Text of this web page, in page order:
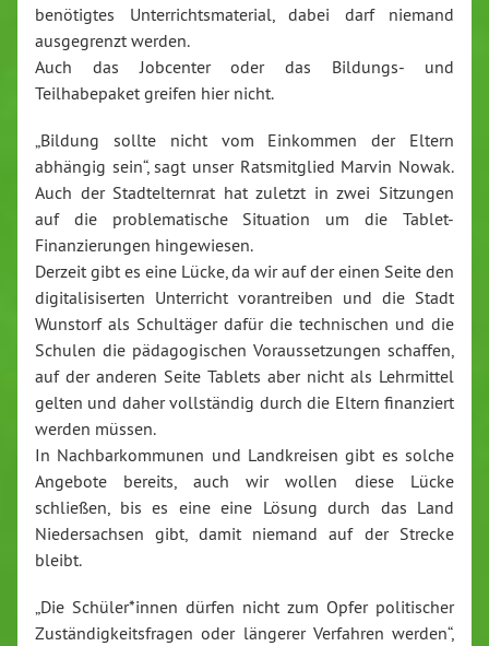
benötigtes Unterrichtsmaterial, dabei darf niemand
ausgegrenzt werden.
Auch das Jobcenter oder das Bildungs- und
Teilhabepaket greifen hier nicht.
„Bildung sollte nicht vom Einkommen der Eltern
abhängig sein“, sagt unser Ratsmitglied Marvin Nowak.
Auch der Stadtelternrat hat zuletzt in zwei Sitzungen
auf die problematische Situation um die Tablet-
Finanzierungen hingewiesen.
Derzeit gibt es eine Lücke, da wir auf der einen Seite den
digitalisiserten Unterricht vorantreiben und die Stadt
Wunstorf als Schultäger dafür die technischen und die
Schulen die pädagogischen Voraussetzungen schaffen,
auf der anderen Seite Tablets aber nicht als Lehrmittel
gelten und daher vollständig durch die Eltern finanziert
werden müssen.
In Nachbarkommunen und Landkreisen gibt es solche
Angebote bereits, auch wir wollen diese Lücke
schließen, bis es eine eine Lösung durch das Land
Niedersachsen gibt, damit niemand auf der Strecke
bleibt.
„Die Schüler*innen dürfen nicht zum Opfer politischer
Zuständigkeitsfragen oder längerer Verfahren werden“,